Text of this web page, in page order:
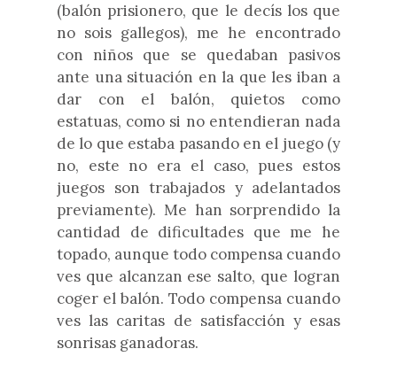
(balón prisionero, que le decís los que
no sois gallegos), me he encontrado
con niños que se quedaban pasivos
ante una situación en la que les iban a
dar con el balón, quietos como
estatuas, como si no entendieran nada
de lo que estaba pasando en el juego (y
no, este no era el caso, pues estos
juegos son trabajados y adelantados
previamente). Me han sorprendido la
cantidad de dificultades que me he
topado, aunque todo compensa cuando
ves que alcanzan ese salto, que logran
coger el balón. Todo compensa cuando
ves las caritas de satisfacción y esas
sonrisas ganadoras.